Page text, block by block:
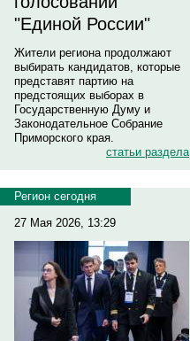
"Единой России"
Жители региона продолжают
выбирать кандидатов, которые
представят партию на
предстоящих выборах в
Государственную Думу и
Законодательное Собрание
Приморского края.
статьи раздела
Регион сегодня
27 Мая 2026, 13:29